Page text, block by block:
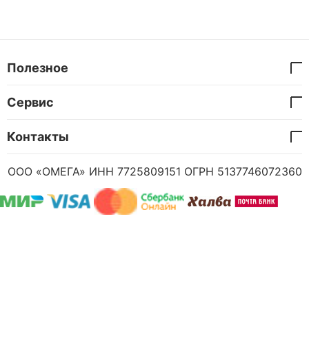
Полезное
Сервис
Контакты
ООО «ОМЕГА» ИНН 7725809151 ОГРН 5137746072360